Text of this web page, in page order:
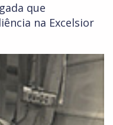
que
na Excelsior